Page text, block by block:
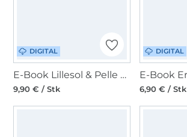
DIGITAL
E-Book Lillesol & Pelle Damenbluse Eloisa
9,90 € / Stk
DIGITAL
6,90 € / Stk